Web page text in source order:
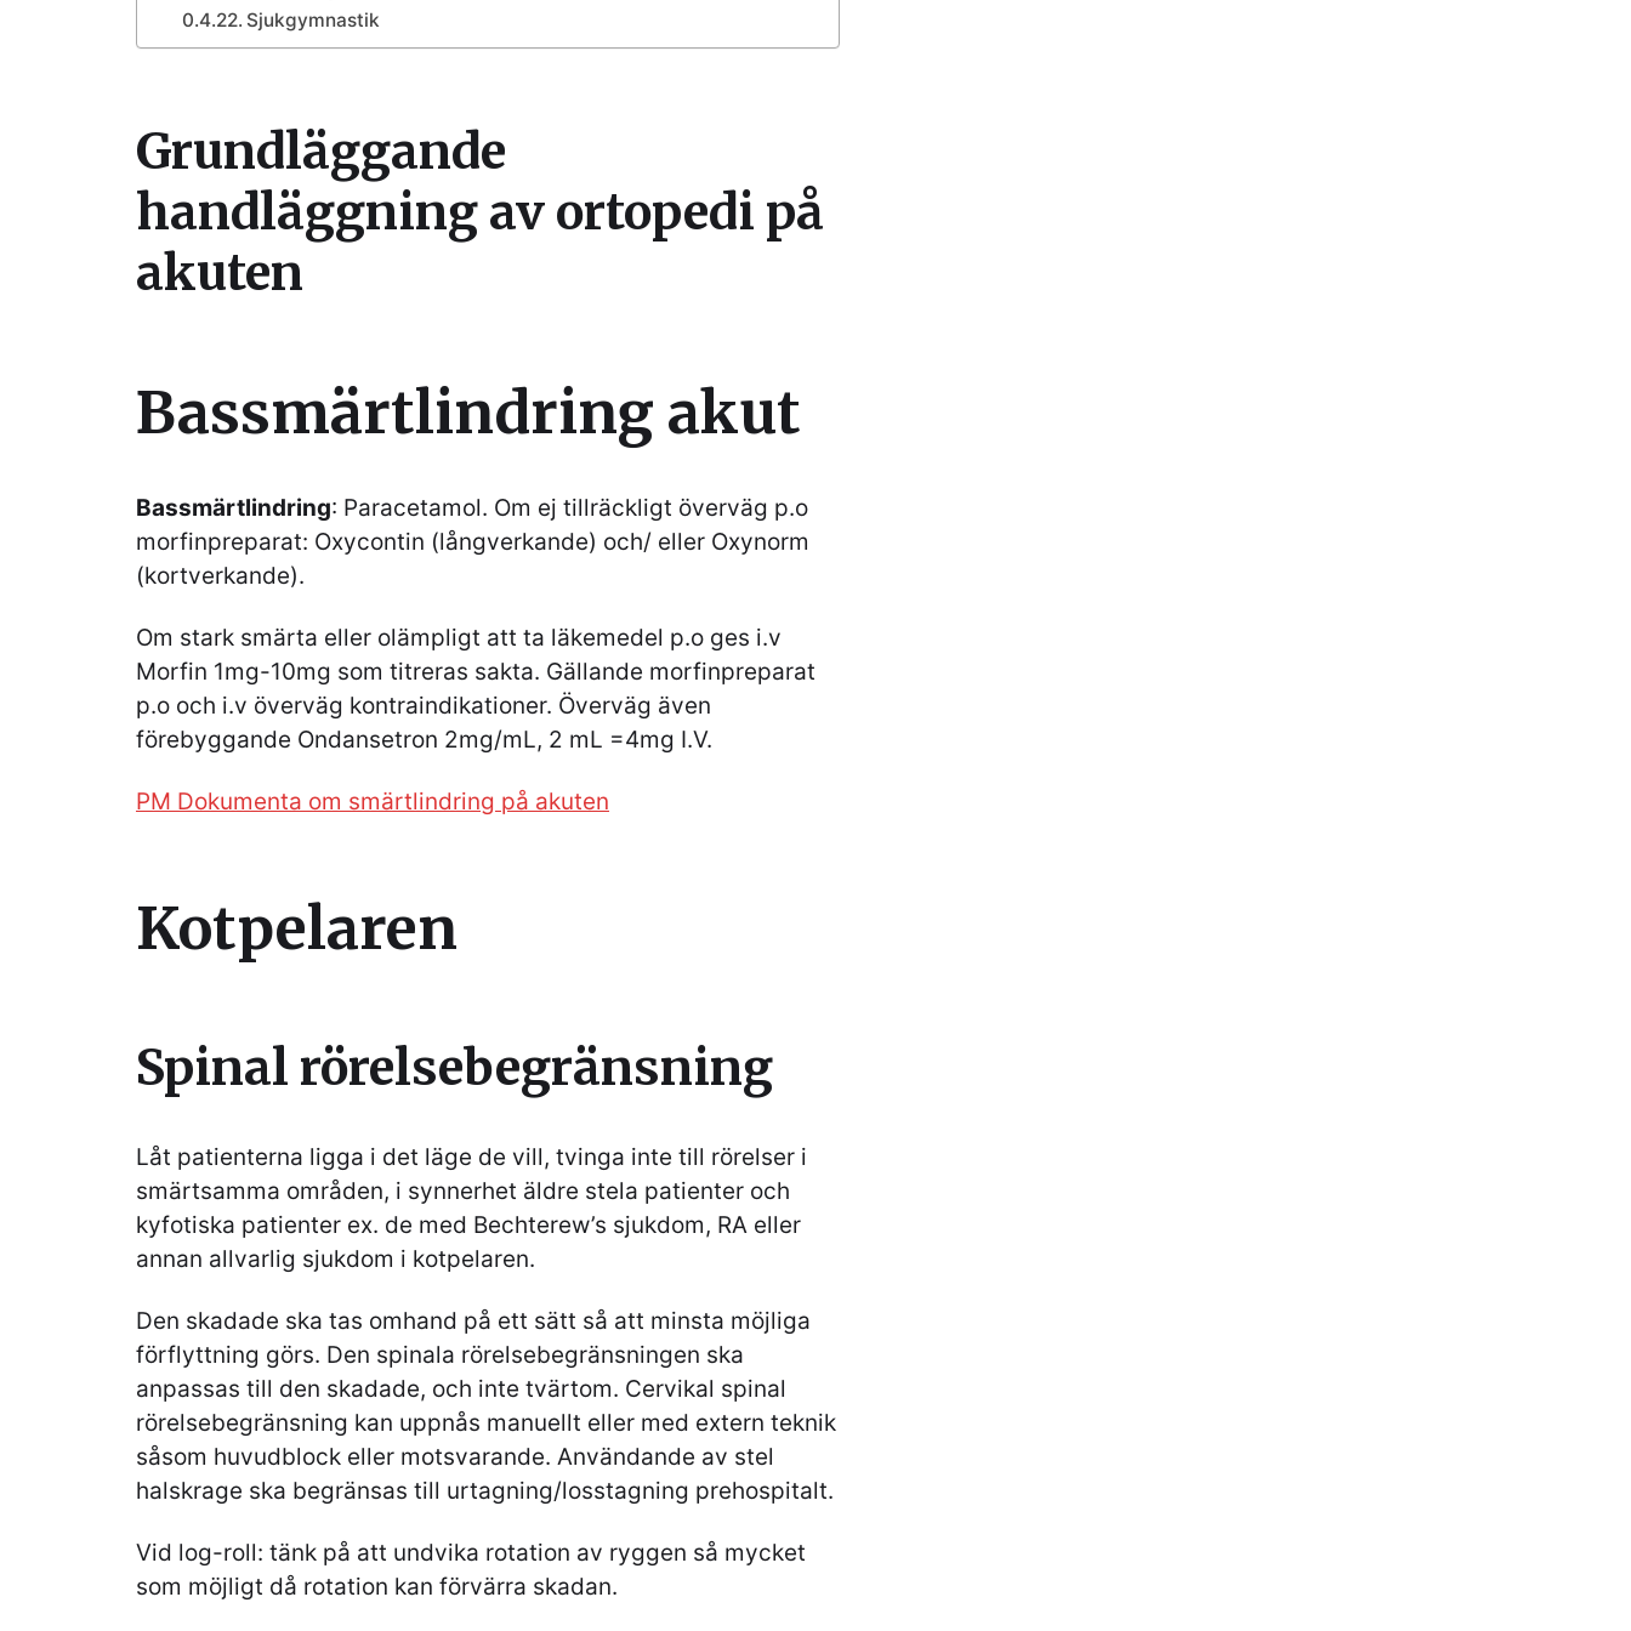
Sjukgymnastik
Grundläggande
handläggning av ortopedi på
akuten
Bassmärtlindring akut
Bassmärtlindring: Paracetamol. Om ej tillräckligt överväg p.o
morfinpreparat: Oxycontin (långverkande) och/ eller Oxynorm
(kortverkande).
Om stark smärta eller olämpligt att ta läkemedel p.o ges i.v
Morfin 1mg-10mg som titreras sakta. Gällande morfinpreparat
p.o och i.v överväg kontraindikationer. Överväg även
förebyggande Ondansetron 2mg/mL, 2 mL =4mg I.V.
PM Dokumenta om smärtlindring på akuten
Kotpelaren
Spinal rörelsebegränsning
Låt patienterna ligga i det läge de vill, tvinga inte till rörelser i
smärtsamma områden, i synnerhet äldre stela patienter och
kyfotiska patienter ex. de med Bechterew’s sjukdom, RA eller
annan allvarlig sjukdom i kotpelaren.
Den skadade ska tas omhand på ett sätt så att minsta möjliga
förflyttning görs. Den spinala rörelsebegränsningen ska
anpassas till den skadade, och inte tvärtom. Cervikal spinal
rörelsebegränsning kan uppnås manuellt eller med extern teknik
såsom huvudblock eller motsvarande. Användande av stel
halskrage ska begränsas till urtagning/losstagning prehospitalt.
Vid log-roll: tänk på att undvika rotation av ryggen så mycket
som möjligt då rotation kan förvärra skadan.